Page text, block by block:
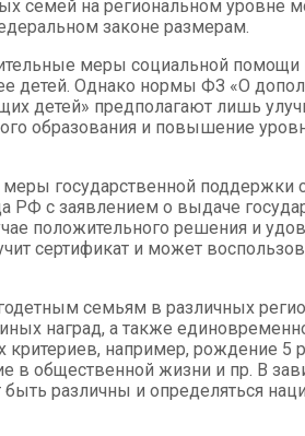
семей на региональном уровне
законе размерам.
меры социальной помощи
детей. Однако нормы ФЗ «О
детей» предполагают лишь
образования и повышение
государственной поддержки
РФ с заявлением о выдаче
положительного решения и
сертификат и может
семьям в различных
наград, а также
например, рождение 5
в общественной жизни и пр. В
быть различны и определяться